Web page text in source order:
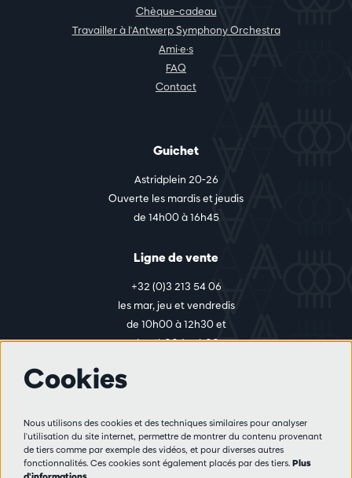
Chèque-cadeau
Travailler à l'Antwerp Symphony Orchestra
Ami·e·s
FAQ
Contact
Guichet
Astridplein 20-26
Ouverte les mardis et jeudis
de 14h00 à 16h45
Ligne de vente
+32 (0)3 213 54 06
les mar, jeu et vendredis
de 10h00 à 12h30 et
de 14h00 à 17h00
Règlement des visiteurs
Vie privée
Cookies
Nous utilisons des cookies et des techniques similaires pour analyser
l'utilisation du site internet, permettre de montrer du contenu provenant
de tiers comme par exemple des vidéos, et pour diverses autres
fonctionnalités. Ces cookies sont également placés par des tiers. Plus